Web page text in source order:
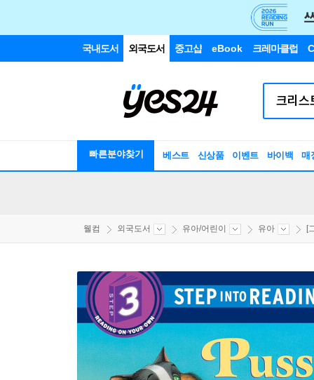
국내도서 외국도서 중고샵 eBook 크레마클럽
빠른분야찾기 베스트 신상품 이벤트 바이백 매
웰컴 외국도서 유아/어린이 유아 [